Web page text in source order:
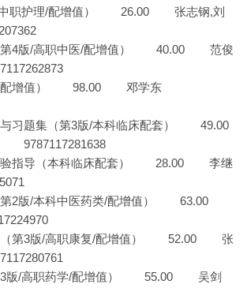
/中职护理/配增值） 26.00 张志钢,刘
第4版/高职中医/配增值） 40.00 范俊
（配增值） 98.00 邓学东
与习题集（第3版/本科临床配套） 49.00
验指导（本科临床配套） 28.00 李继
第2版/本科中医药类/配增值） 63.00
（第3版/高职康复/配增值） 52.00 张
3版/高职药学/配增值） 55.00 吴剑